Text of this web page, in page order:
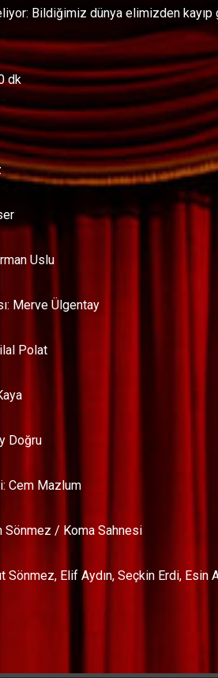
Bildiğimiz dünya elimizden
dk
Uslu
Merve Ülgentay
Polat
Doğru
Cem Mazlum
Sönmez / Koma Sahnesi
Sönmez, Elif Aydın, Seçkin Erdi,